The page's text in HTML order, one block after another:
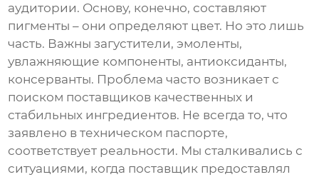
аудитории. Основу, конечно, составляют
пигменты – они определяют цвет. Но это лишь
часть. Важны загустители, эмоленты,
увлажняющие компоненты, антиоксиданты,
консерванты. Проблема часто возникает с
поиском поставщиков качественных и
стабильных ингредиентов. Не всегда то, что
заявлено в техническом паспорте,
соответствует реальности. Мы сталкивались с
ситуациями, когда поставщик предоставлял